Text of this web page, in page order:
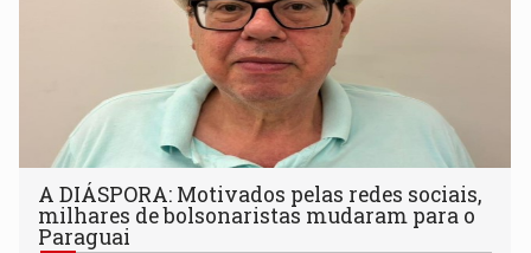
A DIÁSPORA: Motivados pelas redes sociais,
milhares de bolsonaristas mudaram para o
Paraguai